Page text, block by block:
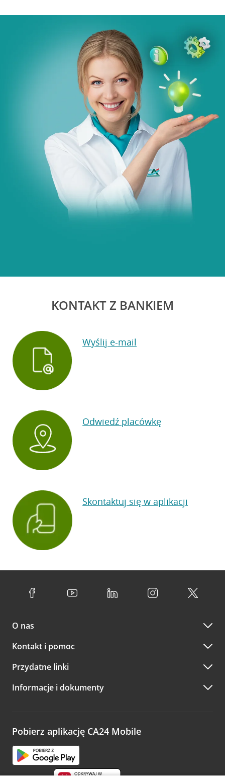
KONTAKT Z BANKIEM
Wyślij e-mail
Odwiedź placówkę
Skontaktuj się w aplikacji
O nas
Kontakt i pomoc
Przydatne linki
Informacje i dokumenty
Pobierz aplikację CA24 Mobile